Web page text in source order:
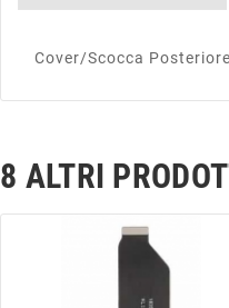
Cover/Scocca
8 ALTRI